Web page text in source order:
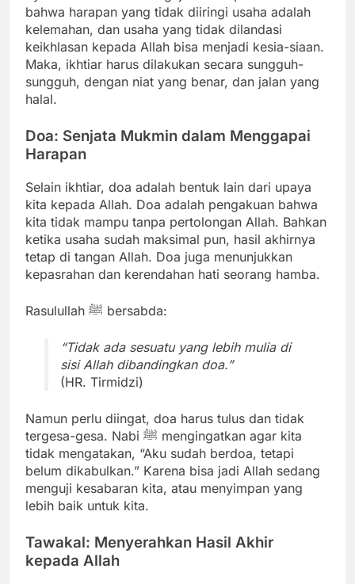
bahwa harapan yang tidak diiringi usaha adalah
kelemahan, dan usaha yang tidak dilandasi
keikhlasan kepada Allah bisa menjadi kesia-siaan.
Maka, ikhtiar harus dilakukan secara sungguh-
sungguh, dengan niat yang benar, dan jalan yang
halal.
Doa: Senjata Mukmin dalam Menggapai
Harapan
Selain ikhtiar, doa adalah bentuk lain dari upaya
kita kepada Allah. Doa adalah pengakuan bahwa
kita tidak mampu tanpa pertolongan Allah. Bahkan
ketika usaha sudah maksimal pun, hasil akhirnya
tetap di tangan Allah. Doa juga menunjukkan
kepasrahan dan kerendahan hati seorang hamba.
Rasulullah ﷺ bersabda:
“Tidak ada sesuatu yang lebih mulia di
sisi Allah dibandingkan doa.”
(HR. Tirmidzi)
Namun perlu diingat, doa harus tulus dan tidak
tergesa-gesa. Nabi ﷺ mengingatkan agar kita
tidak mengatakan, “Aku sudah berdoa, tetapi
belum dikabulkan.” Karena bisa jadi Allah sedang
menguji kesabaran kita, atau menyimpan yang
lebih baik untuk kita.
Tawakal: Menyerahkan Hasil Akhir
kepada Allah